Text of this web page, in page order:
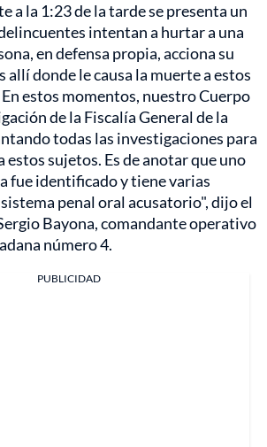
a la 1:23 de la tarde se presenta un
intentan a hurtar a una
en defensa propia, acciona su
allí donde le causa la muerte a estos
estos momentos, nuestro Cuerpo
de la Fiscalía General de la
todas las investigaciones para
sujetos. Es de anotar que uno
fue identificado y tiene varias
penal oral acusatorio", dijo el
Bayona, comandante operativo
número 4.
PUBLICIDAD